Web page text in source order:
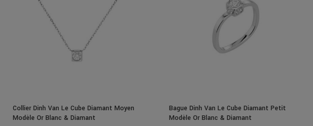
Collier Dinh Van Le Cube Diamant Moyen
Modèle Or Blanc & Diamant
Bague Dinh Van Le Cube Diamant Petit
Modèle Or Blanc & Diamant